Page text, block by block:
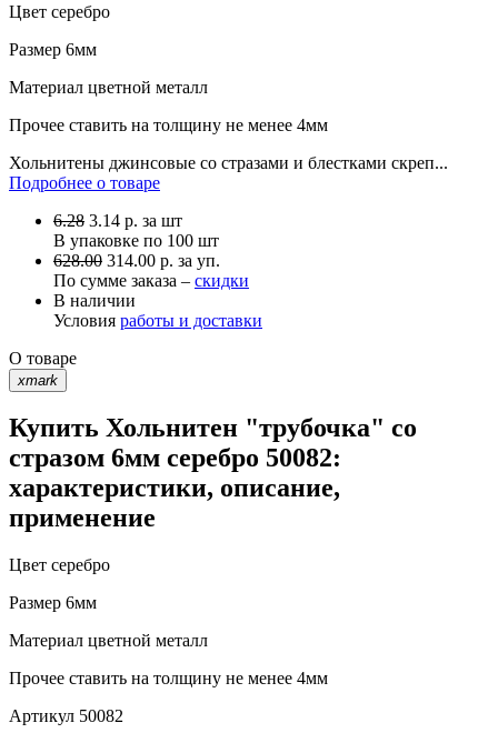
Цвет серебро
Размер 6мм
Материал цветной металл
Прочее ставить на толщину не менее 4мм
Хольнитены джинсовые со стразами и блестками скреп...
Подробнее о товаре
6.28 3.14 р. за шт
В упаковке по 100 шт
628.00 314.00 р. за уп.
По сумме заказа – скидки
В наличии
Условия работы и доставки
О товаре
xmark
Купить Хольнитен "трубочка" со
стразом 6мм серебро 50082:
характеристики, описание,
применение
Цвет серебро
Размер 6мм
Материал цветной металл
Прочее ставить на толщину не менее 4мм
Артикул 50082